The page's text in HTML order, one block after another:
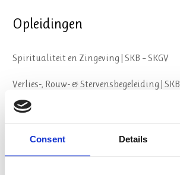
Consent Details
Opleidingen
Spiritualiteit en Zingeving | SKB – SKGV
Verlies-, Rouw- & Stervensbegeleiding | SKB
Geestelijk begeleider
Psychosociale Basiskennis (PSBK) | CPION